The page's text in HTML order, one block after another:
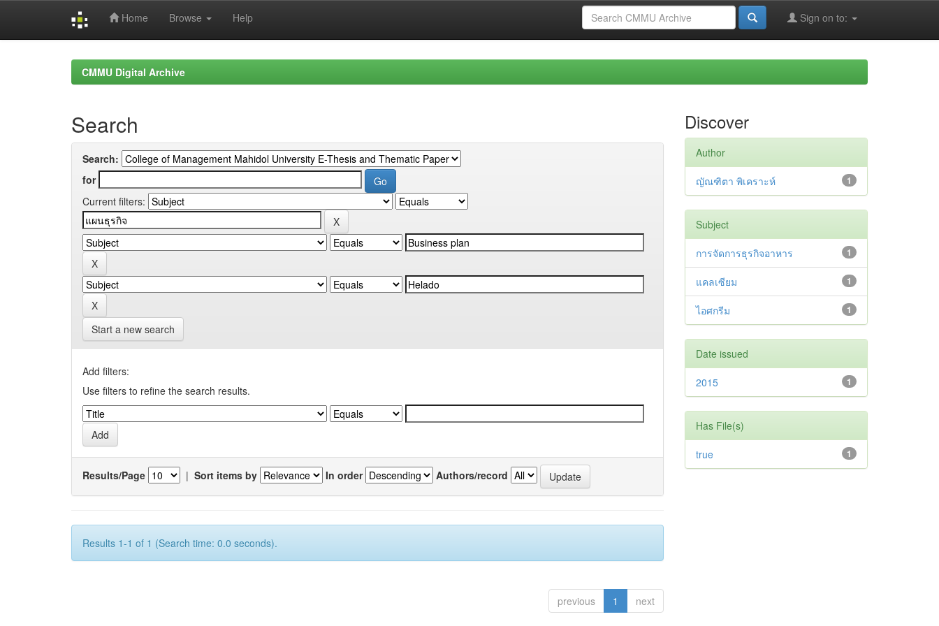
Home Browse Help Sign on to:
CMMU Digital Archive
Search
Search:
for
Current filters:
Start a new search
Add filters:
Use filters to refine the search results.
Results/Page | Sort items by In order Authors/record
Results 1-1 of 1 (Search time: 0.0 seconds).
previous 1 next
Discover
Author
1
ญัณฑิตา พิเคราะห์
Subject
1
การจัดการธุรกิจอาหาร
1
แคลเซียม
1
ไอศกรีม
Date issued
1
2015
Has File(s)
1
true